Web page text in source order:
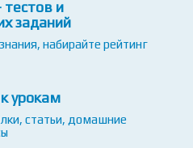
полезная информация
тестов и
набирайте рейтинг
урокам